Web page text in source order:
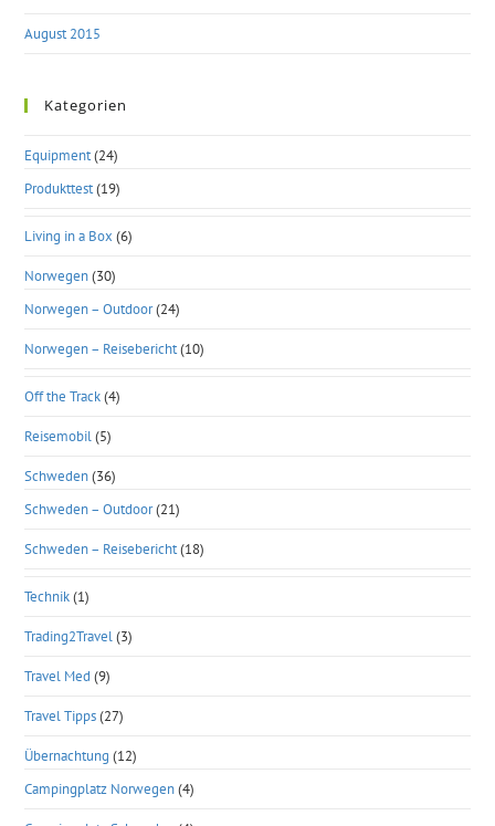
August 2015
Kategorien
Equipment(24)
Produkttest(19)
Living in a Box (6)
Norwegen (30)
Norwegen – Outdoor(24)
Norwegen – Reisebericht(10)
Off the Track (4)
Reisemobil (5)
Schweden (36)
Schweden – Outdoor(21)
Schweden – Reisebericht(18)
Technik (1)
Trading2Travel (3)
Travel Med (9)
Travel Tipps (27)
Übernachtung (12)
Campingplatz Norwegen (4)